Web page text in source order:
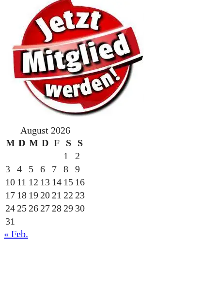
August 2026
M D M D F S
S
1
2
3
4 5 6 7 8
9
10 11 12 13 14 15 16
17 18 192021 22 23
242526272829 30
31
« Feb.